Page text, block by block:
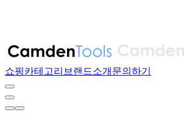
쇼핑카테고리 브랜드소개 문의하기